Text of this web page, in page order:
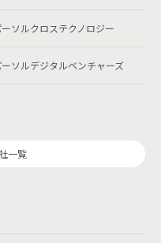
ーソルクロステクノロジー
ーソルデジタルベンチャーズ
一覧